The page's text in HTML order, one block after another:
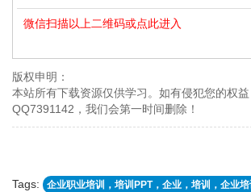
微信扫描以上二维码或点此进入
版权申明：
本站所有下载资源仅供学习。如有侵犯您的权
QQ7391142，我们会第一时间删除！
Tags: 企业职业培训，培训PPT，企业，培训，企业培